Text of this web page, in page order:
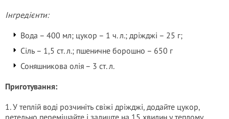
Інгредієнти:
Вода – 400 мл; цукор – 1 ч. л.; дріжджі – 25 г;
Сіль – 1,5 ст. л.; пшеничне борошно – 650 г
Соняшникова олія – 3 ст. л.
Приготування:
1. У теплій воді розчиніть свіжі дріжджі, додайте цукор,
ретельно перемішайте і залиште на 15 хвилин у теплому